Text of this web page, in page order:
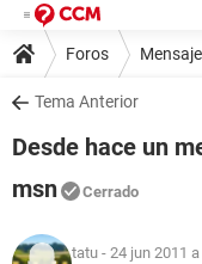
Foros
Tema Anterior
Desde hace un
msn
Cerrado
tatu - 24 jun 2011